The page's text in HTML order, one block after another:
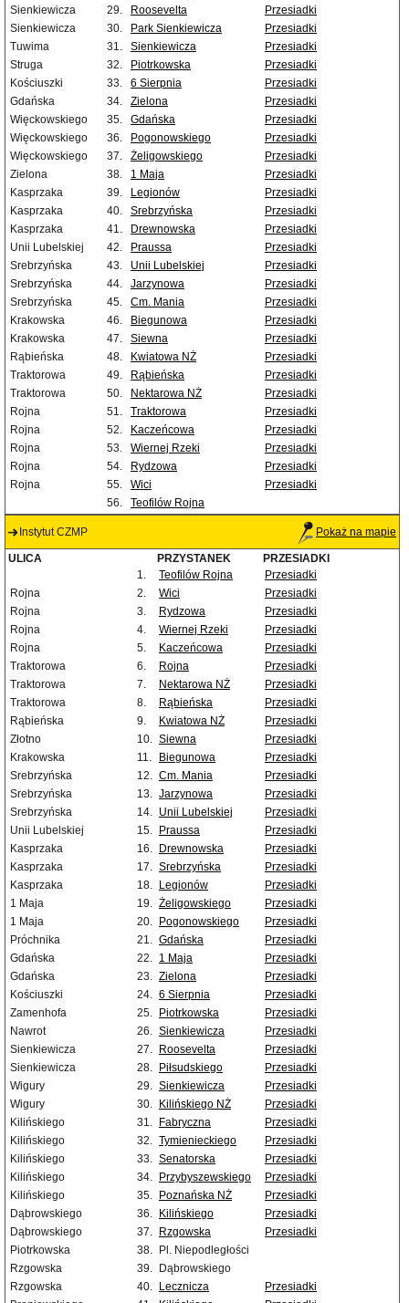
Sienkiewicza
29. Roosevelta
Przesiadki
Sienkiewicza
30. Park Sienkiewicza
Przesiadki
Tuwima
31. Sienkiewicza
Przesiadki
Struga
32. Piotrkowska
Przesiadki
Kościuszki
33. 6 Sierpnia
Przesiadki
Gdańska
34. Zielona
Przesiadki
Więckowskiego
35. Gdańska
Przesiadki
Więckowskiego
36. Pogonowskiego
Przesiadki
Więckowskiego
37. Żeligowskiego
Przesiadki
Zielona
38. 1 Maja
Przesiadki
Kasprzaka
39. Legionów
Przesiadki
Kasprzaka
40. Srebrzyńska
Przesiadki
Kasprzaka
41. Drewnowska
Przesiadki
Unii Lubelskiej
42. Praussa
Przesiadki
Srebrzyńska
43. Unii Lubelskiej
Przesiadki
Srebrzyńska
44. Jarzynowa
Przesiadki
Srebrzyńska
45. Cm. Mania
Przesiadki
Krakowska
46. Biegunowa
Przesiadki
Krakowska
47. Siewna
Przesiadki
Rąbieńska
48. Kwiatowa NŻ
Przesiadki
Traktorowa
49. Rąbieńska
Przesiadki
Traktorowa
50. Nektarowa NŻ
Przesiadki
Rojna
51. Traktorowa
Przesiadki
Rojna
52. Kaczeńcowa
Przesiadki
Rojna
53. Wiernej Rzeki
Przesiadki
Rojna
54. Rydzowa
Przesiadki
Rojna
55. Wici
Przesiadki
56.
Teofilów Rojna
Instytut CZMP Pokaż na mapie
ULICA PRZYSTANEK
PRZESIADKI
1.
Teofilów Rojna
Przesiadki
Rojna
2. Wici
Przesiadki
Rojna
3. Rydzowa
Przesiadki
Rojna
4. Wiernej Rzeki
Przesiadki
Rojna
5. Kaczeńcowa
Przesiadki
Traktorowa
6. Rojna
Przesiadki
Traktorowa
7. Nektarowa NŻ
Przesiadki
Traktorowa
8. Rąbieńska
Przesiadki
Rąbieńska
9. Kwiatowa NŻ
Przesiadki
Złotno
10. Siewna
Przesiadki
Krakowska
11. Biegunowa
Przesiadki
Srebrzyńska
12. Cm. Mania
Przesiadki
Srebrzyńska
13. Jarzynowa
Przesiadki
Srebrzyńska
14. Unii Lubelskiej
Przesiadki
Unii Lubelskiej
15. Praussa
Przesiadki
Kasprzaka
16. Drewnowska
Przesiadki
Kasprzaka
17. Srebrzyńska
Przesiadki
Kasprzaka
18. Legionów
Przesiadki
1 Maja
19. Żeligowskiego
Przesiadki
1 Maja
20. Pogonowskiego
Przesiadki
Próchnika
21. Gdańska
Przesiadki
Gdańska
22. 1 Maja
Przesiadki
Gdańska
23. Zielona
Przesiadki
Kościuszki
24. 6 Sierpnia
Przesiadki
Zamenhofa
25. Piotrkowska
Przesiadki
Nawrot
26. Sienkiewicza
Przesiadki
Sienkiewicza
27. Roosevelta
Przesiadki
Sienkiewicza
28. Piłsudskiego
Przesiadki
Wigury
29. Sienkiewicza
Przesiadki
Wigury
30. Kilińskiego NŻ
Przesiadki
Kilińskiego
31. Fabryczna
Przesiadki
Kilińskiego
32. Tymienieckiego
Przesiadki
Kilińskiego
33. Senatorska
Przesiadki
Kilińskiego
34. Przybyszewskiego
Przesiadki
Kilińskiego
35. Poznańska NŻ
Przesiadki
Dąbrowskiego
36. Kilińskiego
Przesiadki
Dąbrowskiego
37. Rzgowska
Przesiadki
Piotrkowska
38.
Pl. Niepodległości
Rzgowska
39.
Dąbrowskiego
Rzgowska
40. Lecznicza
Przesiadki